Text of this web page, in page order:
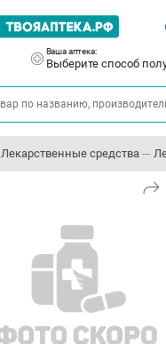
Ваша аптека:
Выберите способ
Лекарственные средства